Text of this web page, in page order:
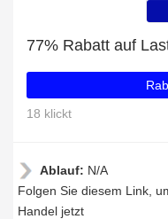
77% Rabatt auf
18 klickt
Ablauf: N/A
Folgen Sie diesem Link,
Handel jetzt